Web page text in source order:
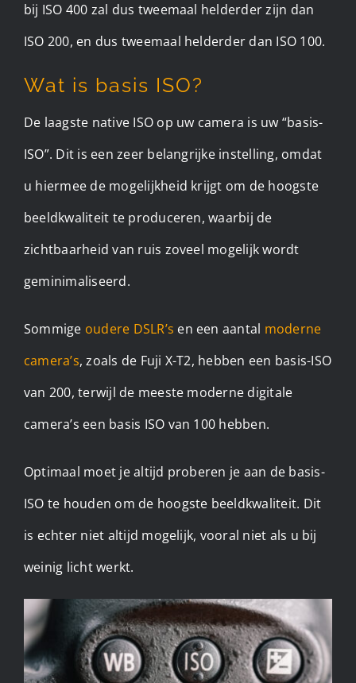
bij ISO 400 zal dus tweemaal helderder zijn dan
ISO 200, en dus tweemaal helderder dan ISO 100.
Wat is basis ISO?
De laagste native ISO op uw camera is uw “basis-
ISO”. Dit is een zeer belangrijke instelling, omdat
u hiermee de mogelijkheid krijgt om de hoogste
beeldkwaliteit te produceren, waarbij de
zichtbaarheid van ruis zoveel mogelijk wordt
geminimaliseerd.
Sommige oudere DSLR’s en een aantal moderne
camera’s, zoals de Fuji X-T2, hebben een basis-ISO
van 200, terwijl de meeste moderne digitale
camera’s een basis ISO van 100 hebben.
Optimaal moet je altijd proberen je aan de basis-
ISO te houden om de hoogste beeldkwaliteit. Dit
is echter niet altijd mogelijk, vooral niet als u bij
weinig licht werkt. ​